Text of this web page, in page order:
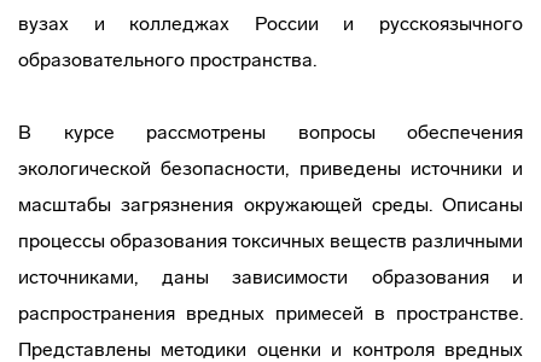
вузах и колледжах России и русскоязычного
образовательного пространства.
В курсе рассмотрены вопросы обеспечения
экологической безопасности, приведены источники и
масштабы загрязнения окружающей среды. Описаны
процессы образования токсичных веществ различными
источниками, даны зависимости образования и
распространения вредных примесей в пространстве.
Представлены методики оценки и контроля вредных